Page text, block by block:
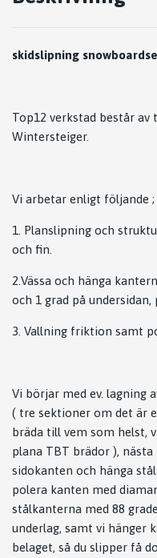
skidslipning
Top12 verkstad består
Wintersteiger.
Vi arbetar enligt följande ;
1. Planslipning och
och fin.
2.Vässa och hänga
och 1 grad på
3. Vallning friktion samt
Vi börjar med ev. lagning
( tre sektioner om det är
bräda till vem som helst,
plana TBT brädor ),
sidokanten och hänga
polera kanten med
stålkanterna med 88
underlag, samt vi hänger
belaget, så du slipper få